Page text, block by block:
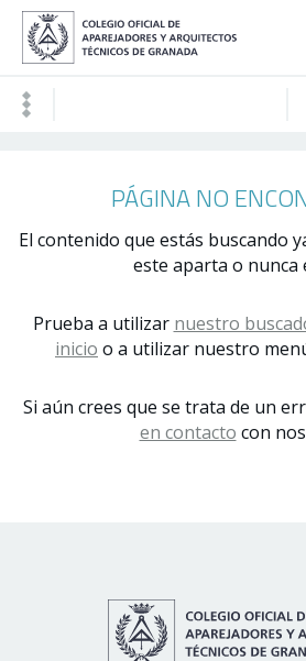
PÁGINA NO
El contenido que estás buscando
este aparta o nunca
Prueba a utilizar nuestro
inicio o a utilizar nuestro
Si aún crees que se trata de un
en contacto con